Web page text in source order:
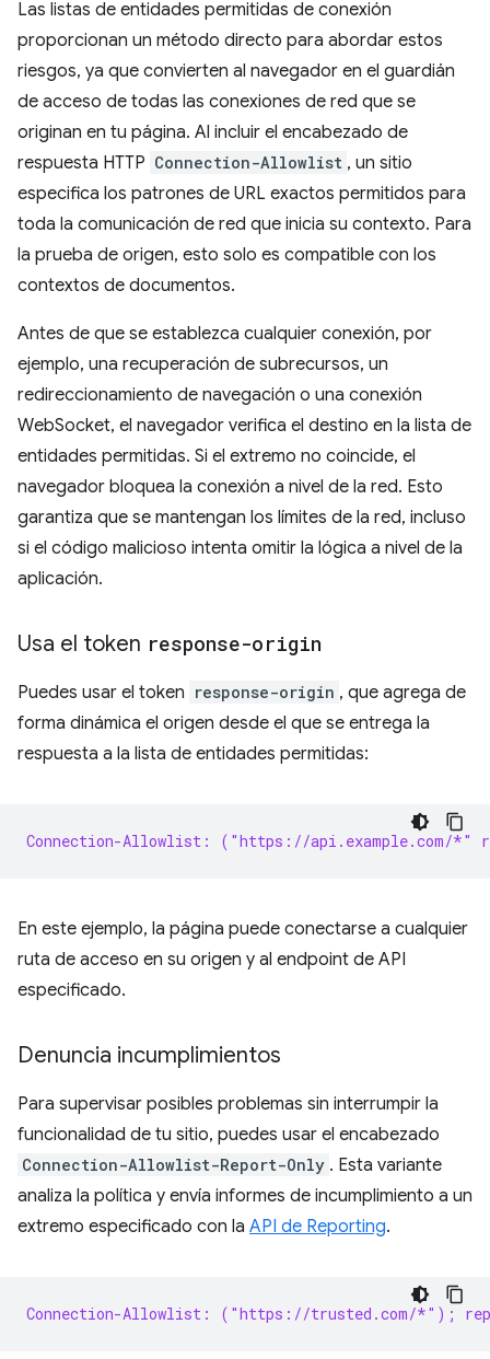
Las listas de entidades permitidas de conexión
proporcionan un método directo para abordar estos
riesgos, ya que convierten al navegador en el guardián
de acceso de todas las conexiones de red que se
originan en tu página. Al incluir el encabezado de
respuesta HTTP Connection-Allowlist , un sitio
especifica los patrones de URL exactos permitidos para
toda la comunicación de red que inicia su contexto. Para
la prueba de origen, esto solo es compatible con los
contextos de documentos.
Antes de que se establezca cualquier conexión, por
ejemplo, una recuperación de subrecursos, un
redireccionamiento de navegación o una conexión
WebSocket, el navegador verifica el destino en la lista de
entidades permitidas. Si el extremo no coincide, el
navegador bloquea la conexión a nivel de la red. Esto
garantiza que se mantengan los límites de la red, incluso
si el código malicioso intenta omitir la lógica a nivel de la
aplicación.
Usa el token response-origin
Puedes usar el token response-origin , que agrega de
forma dinámica el origen desde el que se entrega la
respuesta a la lista de entidades permitidas:
Connection-Allowlist: ("https://api.example.com/*"
En este ejemplo, la página puede conectarse a cualquier
ruta de acceso en su origen y al endpoint de API
especificado.
Denuncia incumplimientos
Para supervisar posibles problemas sin interrumpir la
funcionalidad de tu sitio, puedes usar el encabezado
Connection-Allowlist-Report-Only . Esta variante
analiza la política y envía informes de incumplimiento a un
extremo especificado con la API de Reporting.
Connection-Allowlist: ("https://trusted.com/*");